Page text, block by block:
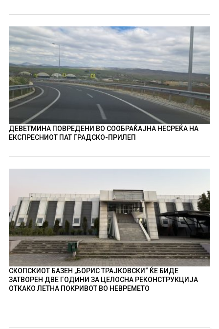
ДЕВЕТМИНА ПОВРЕДЕНИ ВО СООБРАЌАЈНА НЕСРЕЌА НА
ЕКСПРЕСНИОТ ПАТ ГРАДСКО-ПРИЛЕП
СКОПСКИОТ БАЗЕН „БОРИС ТРАЈКОВСКИ“ ЌЕ БИДЕ
ЗАТВОРЕН ДВЕ ГОДИНИ ЗА ЦЕЛОСНА РЕКОНСТРУКЦИЈА
ОТКАКО ЛЕТНА ПОКРИВОТ ВО НЕВРЕМЕТО